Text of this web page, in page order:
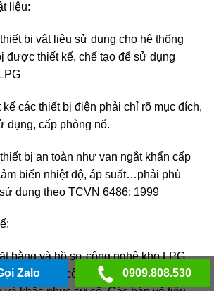
liệu:
bị vật liệu sử dụng cho hệ thống
được thiết kế, chế tạo để sử dụng
các thiết bị điện phải chỉ rõ mục đích,
dụng, cấp phòng nổ.
bị an toàn như van ngắt khẩn cấp
biến nhiệt độ, áp suất…phải phù
dụng theo TCVN 6486: 1999
bằng và hồ sơ công nghệ kho LPG
lưu giữ tại công trình để sử dụng trong
Zalo 0909.808.530